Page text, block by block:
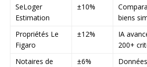
SeLoger
Estimation
±10%
biens
Propriétés Le
Figaro
±12%
IA
200+
Notaires de
±6%
Données